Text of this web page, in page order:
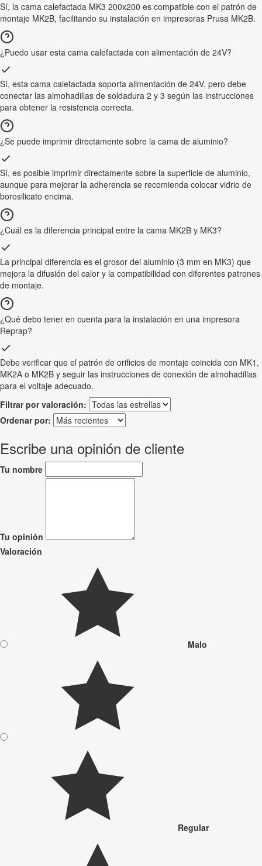
Sí, la cama calefactada MK3 200x200 es compatible con el patrón de
montaje MK2B, facilitando su instalación en impresoras Prusa MK2B.
¿Puedo usar esta cama calefactada con alimentación de 24V?
Sí, esta cama calefactada soporta alimentación de 24V, pero debe
conectar las almohadillas de soldadura 2 y 3 según las instrucciones
para obtener la resistencia correcta.
¿Se puede imprimir directamente sobre la cama de aluminio?
Sí, es posible imprimir directamente sobre la superficie de aluminio,
aunque para mejorar la adherencia se recomienda colocar vidrio de
borosilicato encima.
¿Cuál es la diferencia principal entre la cama MK2B y MK3?
La principal diferencia es el grosor del aluminio (3 mm en MK3) que
mejora la difusión del calor y la compatibilidad con diferentes patrones
de montaje.
¿Qué debo tener en cuenta para la instalación en una impresora
Reprap?
Debe verificar que el patrón de orificios de montaje coincida con MK1,
MK2A o MK2B y seguir las instrucciones de conexión de almohadillas
para el voltaje adecuado.
Filtrar por valoración:
Ordenar por:
Escribe una opinión de cliente
Tu nombre
Tu opinión
Valoración
Malo
Regular